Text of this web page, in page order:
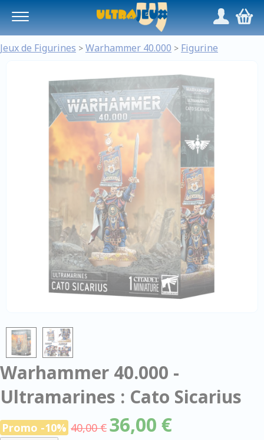
/,
Jeux de Figurines > Warhammer 40.000 > Figurine
Warhammer 40.000 -
Ultramarines : Cato Sicarius
Promo -10% 40,00 € 36,00 €